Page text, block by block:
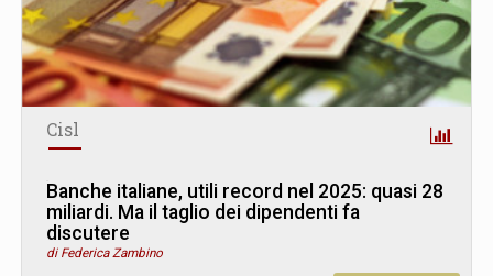
Cisl
Banche italiane, utili record nel 2025: quasi 28
miliardi. Ma il taglio dei dipendenti fa
discutere
di Federica Zambino